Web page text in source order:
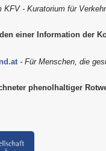
- Kuratorium für
einer Information der
- Für Menschen, die
phenolhaltiger